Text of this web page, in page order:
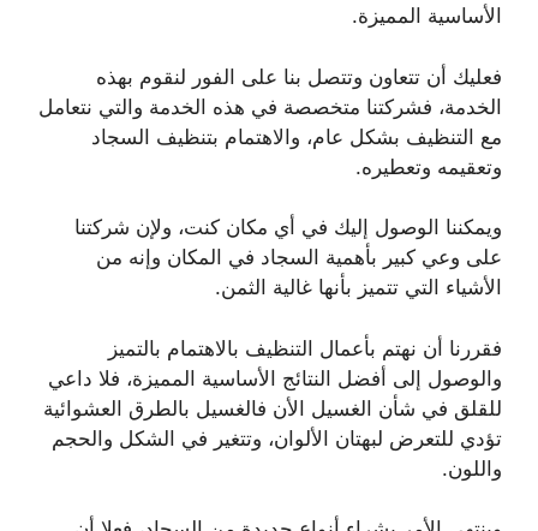
الأساسية المميزة.
فعليك أن تتعاون وتتصل بنا على الفور لنقوم بهذه
الخدمة، فشركتنا متخصصة في هذه الخدمة والتي نتعامل
مع التنظيف بشكل عام، والاهتمام بتنظيف السجاد
وتعقيمه وتعطيره.
ويمكننا الوصول إليك في أي مكان كنت، ولإن شركتنا
على وعي كبير بأهمية السجاد في المكان وإنه من
الأشياء التي تتميز بأنها غالية الثمن.
فقررنا أن نهتم بأعمال التنظيف بالاهتمام بالتميز
والوصول إلى أفضل النتائج الأساسية المميزة، فلا داعي
للقلق في شأن الغسيل الأن فالغسيل بالطرق العشوائية
تؤدي للتعرض لبهتان الألوان، وتتغير في الشكل والحجم
واللون.